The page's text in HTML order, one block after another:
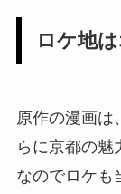
ロケ地
原作の漫画は
らに京都の魅
なのでロケも